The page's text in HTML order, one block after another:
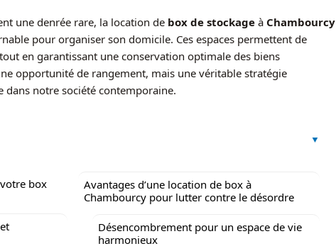
une denrée rare, la location de box de stockage à Chambourcy
pour organiser son domicile. Ces espaces permettent de
en garantissant une conservation optimale des biens
opportunité de rangement, mais une véritable stratégie
dans notre société contemporaine.
box
Avantages d’une location de box à
Chambourcy pour lutter contre le désordre
Désencombrement pour un espace de vie
harmonieux